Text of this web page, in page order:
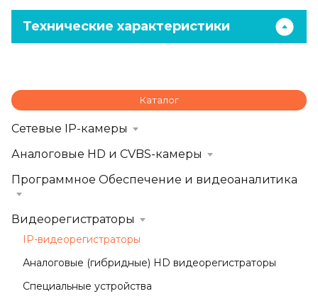
Технические характеристики
Каталог
Сетевые IP-камеры
Аналоговые HD и CVBS-камеры
Программное Обеспечение и видеоаналитика
Видеорегистраторы
IP-видеорегистраторы
Аналоговые (гибридные) HD видеорегистраторы
Специальные устройства